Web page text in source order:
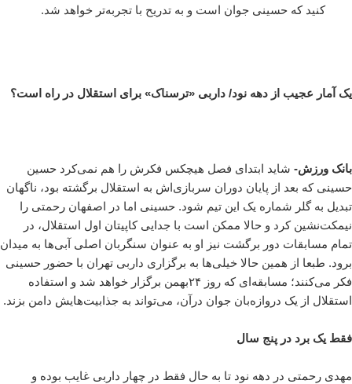
کنید که حسینی جوان است و به تدریح با تجربه‌تر خواهد شد.
یک آمار عجیب از دهه نود/ داربی «ترسناک» برای استقلال در راه است؟
بانک ورزش- شاید ابتدای فصل هیچکس فکرش را هم نمی‌کرد حسین
حسینی که بعد از پایان دوران سربازی‌اش به استقلال برگشته بود، ناگهان
تبدیل به گلر شماره یک این تیم شود. حسینی اما در اصفهان رحمتی را
نیمکت‌نشین کرد و حالا ممکن است با جدایی کاپیتان اول استقلال، در
تمام مسابقات دور برگشت نیز او به عنوان سنگربان اصلی آبی‌ها به میدان
برود. طبعا از همین حالا خیلی‌ها به برگزاری داربی تهران با حضور حسینی
فکر می‌کنند؛ مسابقه‌ای که روز ۲۴بهمن برگزار خواهد شد و استفاده
استقلال از یک دروازه‌بان جوان درآن، می‌تواند به جذابیت‌هایش دامن بزند.
فقط یک برد در پنج سال
مهدی رحمتی در دهه نود تا به حال فقط در چهار داربی غایب بوده و